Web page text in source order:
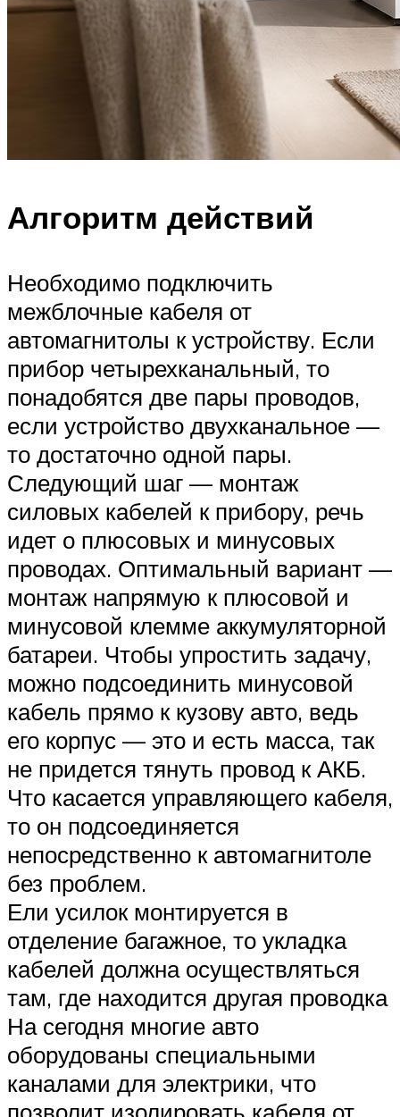
Алгоритм действий
Необходимо подключить
межблочные кабеля от
автомагнитолы к устройству. Если
прибор четырехканальный, то
понадобятся две пары проводов,
если устройство двухканальное —
то достаточно одной пары.
Следующий шаг — монтаж
силовых кабелей к прибору, речь
идет о плюсовых и минусовых
проводах. Оптимальный вариант —
монтаж напрямую к плюсовой и
минусовой клемме аккумуляторной
батареи. Чтобы упростить задачу,
можно подсоединить минусовой
кабель прямо к кузову авто, ведь
его корпус — это и есть масса, так
не придется тянуть провод к АКБ.
Что касается управляющего кабеля,
то он подсоединяется
непосредственно к автомагнитоле
без проблем.
Ели усилок монтируется в
отделение багажное, то укладка
кабелей должна осуществляться
там, где находится другая проводка
На сегодня многие авто
оборудованы специальными
каналами для электрики, что